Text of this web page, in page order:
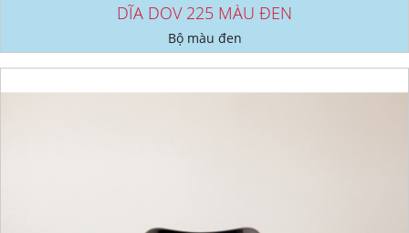
DĨA DOV 225 MÀU ĐEN
Bộ màu đen